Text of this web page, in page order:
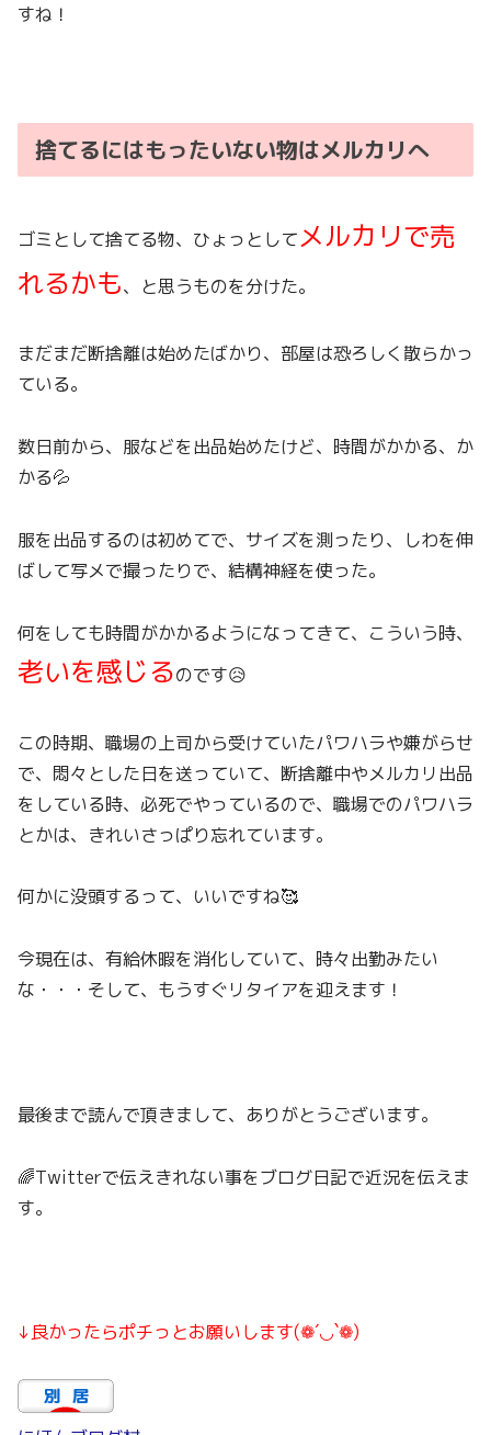
すね！
捨てるにはもったいない物はメルカリへ
ゴミとして捨てる物、ひょっとしてメルカリで売
れるかも、と思うものを分けた。
まだまだ断捨離は始めたばかり、部屋は恐ろしく散らかっ
ている。
数日前から、服などを出品始めたけど、時間がかかる、か
かる💦
服を出品するのは初めてで、サイズを測ったり、しわを伸
ばして写メで撮ったりで、結構神経を使った。
何をしても時間がかかるようになってきて、こういう時、
老いを感じるのです😥
この時期、職場の上司から受けていたパワハラや嫌がらせ
で、悶々とした日を送っていて、断捨離中やメルカリ出品
をしている時、必死でやっているので、職場でのパワハラ
とかは、きれいさっぱり忘れています。
何かに没頭するって、いいですね🥰
今現在は、有給休暇を消化していて、時々出勤みたい
な・・・そして、もうすぐリタイアを迎えます！
最後まで読んで頂きまして、ありがとうございます。
🌈Twitterで伝えきれない事をブログ日記で近況を伝えま
す。
↓良かったらポチっとお願いします(❁´◡`❁)